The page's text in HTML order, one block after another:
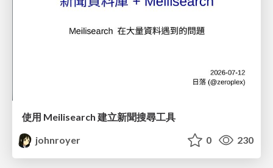
使用 Meilisearch 建立新聞搜尋工具
johnroyer
0 230